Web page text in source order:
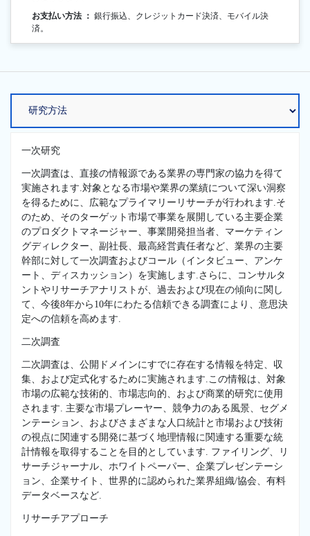
お支払い方法 ： 銀行振込、クレジットカード決済、モバイル決
済。
一次研究
一次調査は、直接の情報源である業界の専門家の協力を得て
実施されます.対象となる市場や業界の業績について深い洞察
を得るために、広範なプライマリーリサーチが行われます.そ
のため、そのターゲット市場で事業を展開している主要企業
のプロダクトマネージャー、事業開発担当者、マーケティン
グディレクター、副社長、最高経営責任者など、業界の主要
幹部に対して一次調査およびコール（インタビュー、アンケ
ート、ディスカッション）を実施します.さらに、コンサルタ
ントやリサーチアナリストが、過去および現在の傾向に関し
て、今後8年から10年にわたる信頼できる調査により、意思決
定への信頼を高めます.
二次調査
二次調査は、公開ドメインにすでに存在する情報を特定、収
集、および定式化するために実施されます.この情報は、対象
市場の広範な技術的、市場志向的、および商業的研究に使用
されます. 主要な市場プレーヤー、競争力のある風景、セグメ
ンテーション、およびさまざまな人口統計と市場および技術
の視点に関連する開発に基づく地理情報に関連する重要な統
計情報を取得することを目的としています. ファイリング、リ
サーチジャーナル、ホワイトペーパー、企業プレゼンテーシ
ョン、企業サイト、世界的に認められた業界組織/協会、有料
データベースなど.
リサーチアプローチ